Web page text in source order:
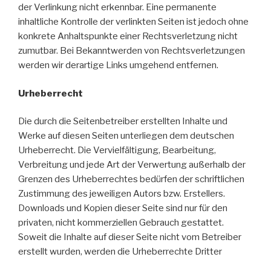
der Verlinkung nicht erkennbar. Eine permanente
inhaltliche Kontrolle der verlinkten Seiten ist jedoch ohne
konkrete Anhaltspunkte einer Rechtsverletzung nicht
zumutbar. Bei Bekanntwerden von Rechtsverletzungen
werden wir derartige Links umgehend entfernen.
Urheberrecht
Die durch die Seitenbetreiber erstellten Inhalte und
Werke auf diesen Seiten unterliegen dem deutschen
Urheberrecht. Die Vervielfältigung, Bearbeitung,
Verbreitung und jede Art der Verwertung außerhalb der
Grenzen des Urheberrechtes bedürfen der schriftlichen
Zustimmung des jeweiligen Autors bzw. Erstellers.
Downloads und Kopien dieser Seite sind nur für den
privaten, nicht kommerziellen Gebrauch gestattet.
Soweit die Inhalte auf dieser Seite nicht vom Betreiber
erstellt wurden, werden die Urheberrechte Dritter